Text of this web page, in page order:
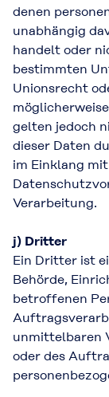
denen
unabhängig
handelt oder
bestimmten
Unionsrecht
gelten jedoch
dieser Daten
im Einklang
Verarbeitung.
j) Dritter
Ein Dritter ist
Behörde,
betroffenen
unmittelbaren
oder des